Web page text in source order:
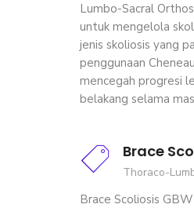
Lumbo-Sacral
untuk mengelola
jenis skoliosis yang
penggunaan
mencegah progresi
belakang selama
Brace
Thoraco-
Brace Scoliosis